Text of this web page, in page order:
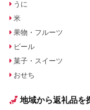
うに
米
果物・フルーツ
ビール
菓子・スイーツ
おせち
地域から返礼品を